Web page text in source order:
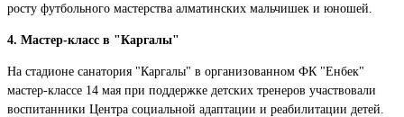
росту футбольного мастерства алматинских мальчишек и юношей.
4. Мастер-класс в "Каргалы"
На стадионе санатория "Каргалы" в организованном ФК "Енбек"
мастер-классе 14 мая при поддержке детских тренеров участвовали
воспитанники Центра социальной адаптации и реабилитации детей.